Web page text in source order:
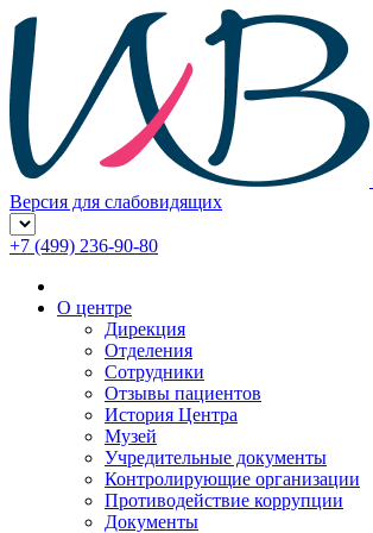
Версия для слабовидящих
+7 (499) 236-90-80
О центре
Дирекция
Отделения
Сотрудники
Отзывы пациентов
История Центра
Музей
Учредительные документы
Контролирующие организации
Противодействие коррупции
Документы